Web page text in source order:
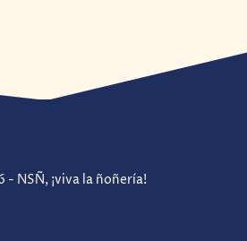
- NSÑ, ¡viva la ñoñería!